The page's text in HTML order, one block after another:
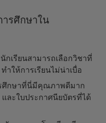
รศึกษาใน
เรียนสามารถเลือกวิชาที่
ำให้การเรียนไม่น่าเบื่อ
ศึกษาที่นี่มีคุณภาพดีมาก
ละใบประกาศนียบัตรที่ได้